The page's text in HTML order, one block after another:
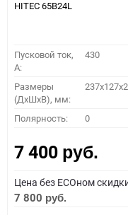
HITEC 65B24L
Пусковой ток,
A:
430
Размеры
(ДхШхВ), мм:
Полярность: 0
7 400 руб.
Цена без ECOном
7 800 руб.